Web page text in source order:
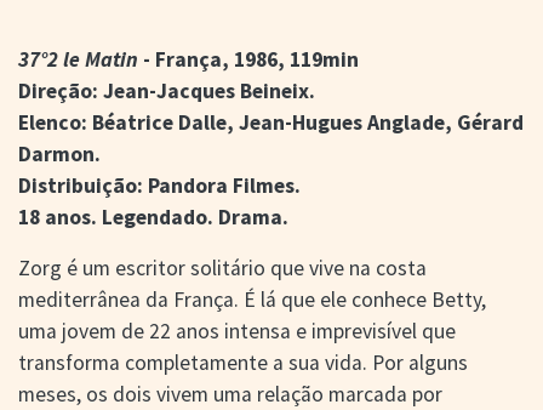
PORTAL DO
CINEMA GAÚCHO
> APRESENTAÇÃO
> BUSCA AVANÇADA
> LISTA DE FILMES
> FILMOGRAFIAS DE
> DISCOGRAFIAS
> BIBLIOGRAFIAS
CONTATO E
LOCALIZAÇÃO
37°2 le Matin - França, 1986, 119min
Direção: Jean-Jacques Beineix.
Elenco: Béatrice Dalle, Jean-Hugues Anglade, Gérard
Darmon.
Distribuição: Pandora Filmes.
18 anos. Legendado. Drama.
Zorg é um escritor solitário que vive na costa
mediterrânea da França. É lá que ele conhece Betty,
uma jovem de 22 anos intensa e imprevisível que
transforma completamente a sua vida. Por alguns
meses, os dois vivem uma relação marcada por